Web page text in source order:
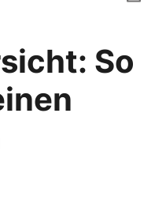
So